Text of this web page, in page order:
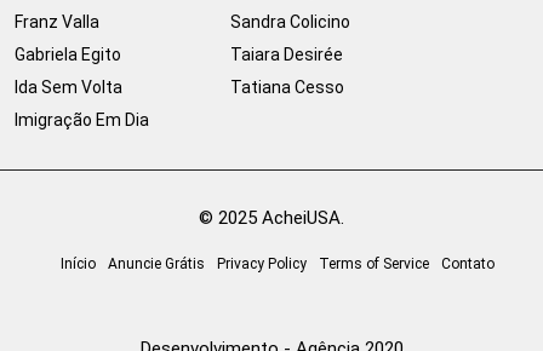
Franz Valla
Gabriela Egito
Ida Sem Volta
Imigração Em Dia
Sandra Colicino
Taiara Desirée
Tatiana Cesso
© 2025 AcheiUSA.
Início Anuncie Grátis Privacy Policy Terms of Service Contato